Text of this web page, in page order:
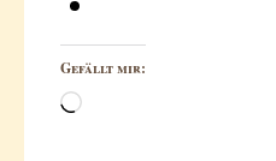
Gefällt mir:
Wird